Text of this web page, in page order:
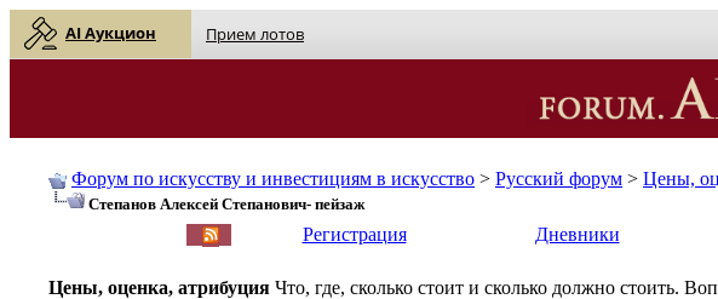
AI Аукцион Прием лотов
Форум по искусству и инвестициям в искусство > Русский форум > Цены,
Степанов Алексей Степанович- пейзаж
Регистрация Дневники
Цены, оценка, атрибуция Что, где, сколько стоит и сколько должно стоить.